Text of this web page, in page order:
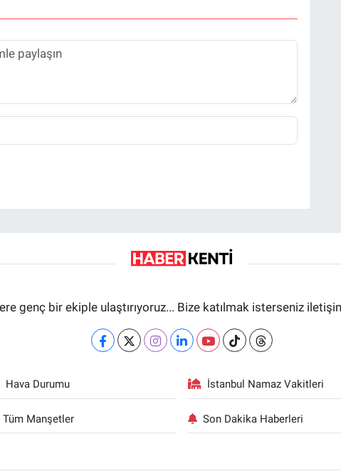
genç bir ekiple ulaştırıyoruz... Bize katılmak isterseniz
Hava Durumu İstanbul Namaz Vakitleri
Tüm Manşetler Son Dakika Haberleri